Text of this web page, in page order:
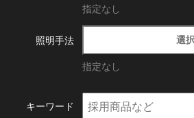
指定なし
照明手法 選
指定なし
キーワード